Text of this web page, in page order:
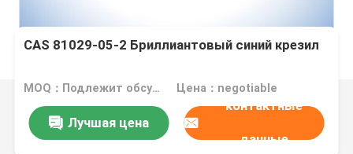
CAS 81029-05-2 Бриллиантовый синий крезил
MOQ：Подлежит обсуждению Цена：negotiable
Лучшая цена
контактные
данные